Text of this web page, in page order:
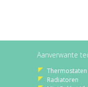
Aanverwante
Thermostaten
Radiatoren